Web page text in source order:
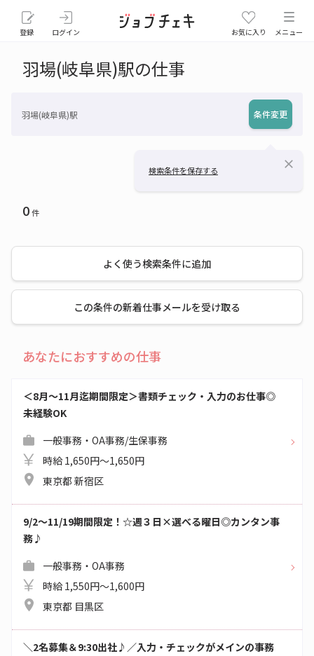
登録 ログイン お気に入り メニュー
羽場(岐阜県)駅の仕事
羽場(岐阜県)駅 条件変更
検索条件を保存する close
0件
よく使う検索条件に追加
この条件の新着仕事メールを受け取る
あなたにおすすめの仕事
＜8月～11月迄期間限定＞書類チェック・入力のお仕事◎
未経験OK
一般事務・OA事務/生保事務
時給 1,650円～1,650円
東京都 新宿区
9/2～11/19期間限定！☆週３日×選べる曜日◎カンタン事
務♪
一般事務・OA事務
時給 1,550円～1,600円
東京都 目黒区
＼2名募集＆9:30出社♪／入力・チェックがメインの事務